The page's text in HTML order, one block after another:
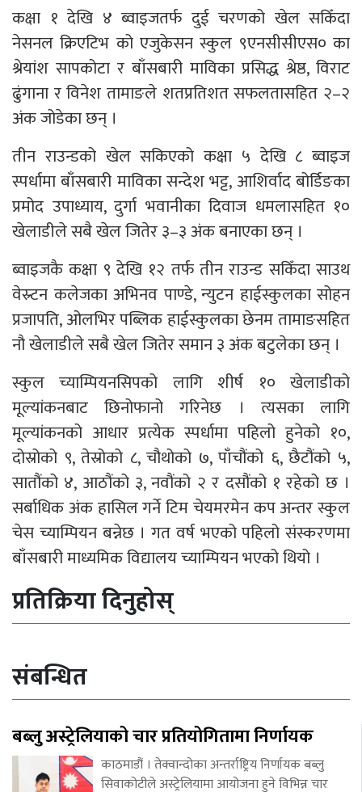
कक्षा १ देखि ४ ब्वाइजतर्फ दुई चरणको खेल सकिँदा
नेसनल क्रिएटिभ को एजुकेसन स्कुल ९एनसीसीएस० का
श्रेयांश सापकोटा र बाँसबारी माविका प्रसिद्ध श्रेष्ठ, विराट
ढुंगाना र विनेश तामाङले शतप्रतिशत सफलतासहित २–२
अंक जोडेका छन् ।
तीन राउन्डको खेल सकिएको कक्षा ५ देखि ८ ब्वाइज
स्पर्धामा बाँसबारी माविका सन्देश भट्ट, आशिर्वाद बोर्डिङका
प्रमोद उपाध्याय, दुर्गा भवानीका दिवाज धमलासहित १०
खेलाडीले सबै खेल जितेर ३–३ अंक बनाएका छन् ।
ब्वाइजकै कक्षा ९ देखि १२ तर्फ तीन राउन्ड सकिँदा साउथ
वेस्र्टन कलेजका अभिनव पाण्डे, न्युटन हाईस्कुलका सोहन
प्रजापति, ओलभिर पब्लिक हाईस्कुलका छेनम तामाङसहित
नौ खेलाडीले सबै खेल जितेर समान ३ अंक बटुलेका छन् ।
स्कुल च्याम्पियनसिपको लागि शीर्ष १० खेलाडीको
मूल्यांकनबाट छिनोफानो गरिनेछ । त्यसका लागि
मूल्यांकनको आधार प्रत्येक स्पर्धामा पहिलो हुनेको १०,
दोस्रोको ९, तेस्रोको ८, चौथोको ७, पाँचौंको ६, छैटौंको ५,
सातौंको ४, आठौंको ३, नवौंको २ र दसौंको १ रहेको छ ।
सर्बाधिक अंक हासिल गर्ने टिम चेयमरमेन कप अन्तर स्कुल
चेस च्याम्पियन बन्नेछ । गत वर्ष भएको पहिलो संस्करणमा
बाँसबारी माध्यमिक विद्यालय च्याम्पियन भएको थियो ।
प्रतिक्रिया दिनुहोस्
संबन्धित
बब्लु अस्ट्रेलियाको चार प्रतियोगितामा निर्णायक
काठमाडौं । तेक्वान्दोका अन्तर्राष्ट्रिय निर्णायक बब्लु
सिवाकोटीले अस्ट्रेलियामा आयोजना हुने विभिन्न चार